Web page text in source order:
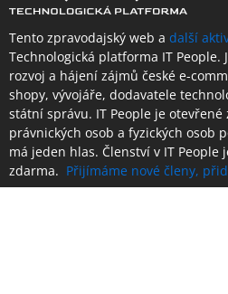
Tento zpravodajský web a další
Technologická platforma IT People.
rozvoj a hájení zájmů české e-
shopy, vývojáře, dodavatele
státní správu. IT People je otevřené
právnických osob a fyzických osob
má jeden hlas. Členství v IT People
zdarma. Přijímáme nové členy,